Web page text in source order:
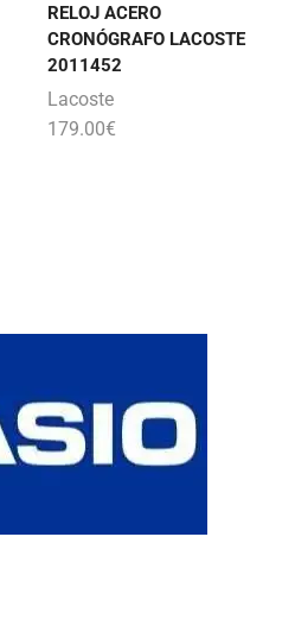
RELOJ ACERO
CRONÓGRAFO LACOSTE
2011452
Lacoste
179.00€